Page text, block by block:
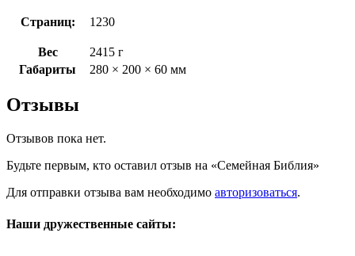
Страниц: 1230
Вес
2415 г
Габариты
280 × 200 × 60 мм
Отзывы
Отзывов пока нет.
Будьте первым, кто оставил отзыв на «Семейная Библия»
Для отправки отзыва вам необходимо авторизоваться.
Наши дружественные сайты: